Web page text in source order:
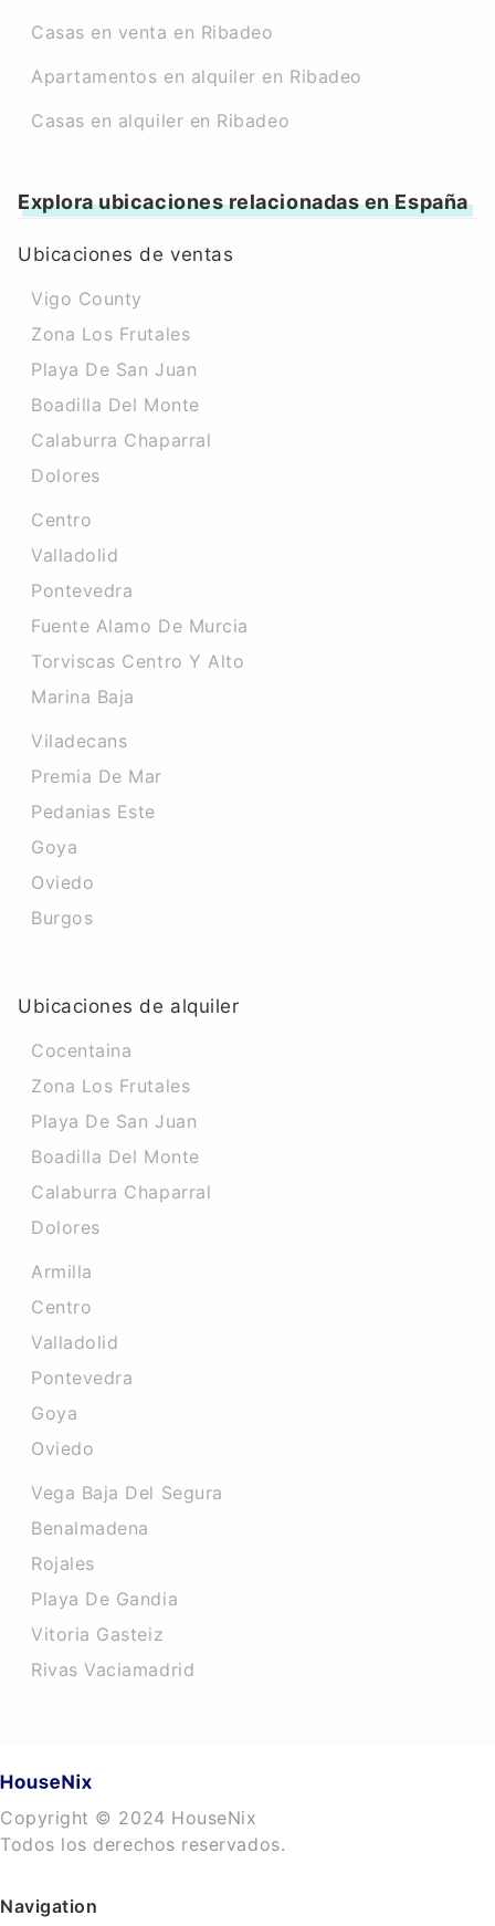
Casas en venta en Ribadeo
Apartamentos en alquiler en Ribadeo
Casas en alquiler en Ribadeo
Explora ubicaciones relacionadas en España
Ubicaciones de ventas
Vigo County
Zona Los Frutales
Playa De San Juan
Boadilla Del Monte
Calaburra Chaparral
Dolores
Centro
Valladolid
Pontevedra
Fuente Alamo De Murcia
Torviscas Centro Y Alto
Marina Baja
Viladecans
Premia De Mar
Pedanias Este
Goya
Oviedo
Burgos
Ubicaciones de alquiler
Cocentaina
Zona Los Frutales
Playa De San Juan
Boadilla Del Monte
Calaburra Chaparral
Dolores
Armilla
Centro
Valladolid
Pontevedra
Goya
Oviedo
Vega Baja Del Segura
Benalmadena
Rojales
Playa De Gandia
Vitoria Gasteiz
Rivas Vaciamadrid
Copyright © 2024 HouseNix
Todos los derechos reservados.
Navigation